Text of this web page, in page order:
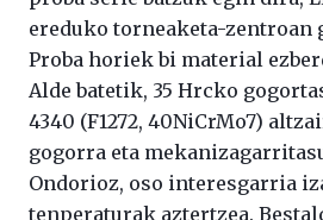
ereduko torneaketa-zentroan
Proba horiek bi material
Alde batetik, 35 Hrcko
4340 (F1272, 40NiCrMo7)
gogorra eta
Ondorioz, oso interesgarria
tenperaturak aztertzea.